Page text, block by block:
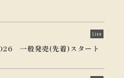
Live
一般発売(先着)スタート